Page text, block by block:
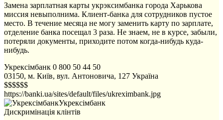
Замена зарплатная карты укрэксимбанка города Харькова
миссия невыполнима. Клиент-банка для сотрудников пустое
место. В течение месяца не могу заменить карту по зарплате,
отделение банка посещал 3 раза. Не знаем, не в курсе, забыли,
потеряли документы, приходите потом когда-нибудь куда-
нибудь.
Укрексімбанк 0 800 50 44 50
03150, м. Київ, вул. Антоновича, 127 Україна
$$$$$$
https://banki.ua/sites/default/files/ukreximbank.jpg
Укрексімбанк
Дискримінація клінтів